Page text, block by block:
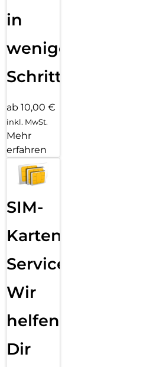
in
wenigen
Schritten
ab 10,00 €
inkl. MwSt.
Mehr
erfahren
SIM-
Karten
Service:
Wir
helfen
Dir